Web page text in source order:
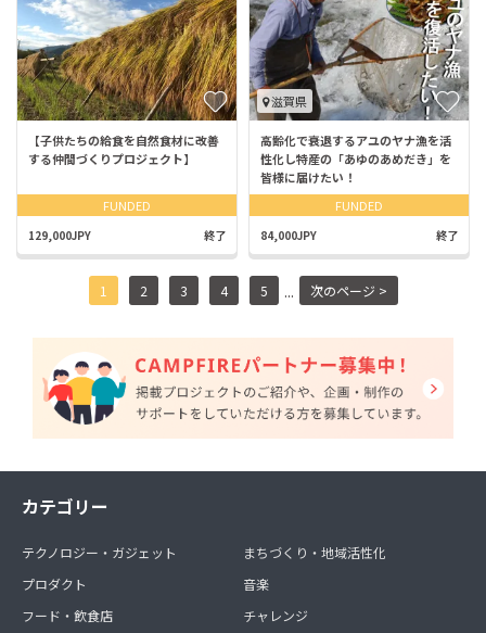
【子供たちの給食を自然食材に改善
する仲間づくりプロジェクト】
FUNDED
129,000JPY 終了
滋賀県
高齢化で衰退するアユのヤナ漁を活
性化し特産の「あゆのあめだき」を
皆様に届けたい！
FUNDED
84,000JPY 終了
1 2 3 4 5 ... 次のページ >
カテゴリー
テクノロジー・ガジェット
プロダクト
フード・飲食店
まちづくり・地域活性化
音楽
チャレンジ